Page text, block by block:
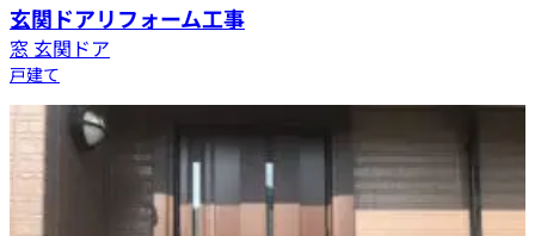
玄関ドアリフォーム工事
窓 玄関ドア
戸建て